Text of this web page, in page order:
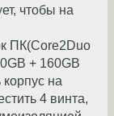
чтобы на
ПК(Core2Duo
+ 160GB
на
4 винта,